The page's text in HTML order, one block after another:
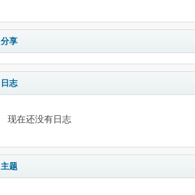
分享
日志
现在还没有日志
主题